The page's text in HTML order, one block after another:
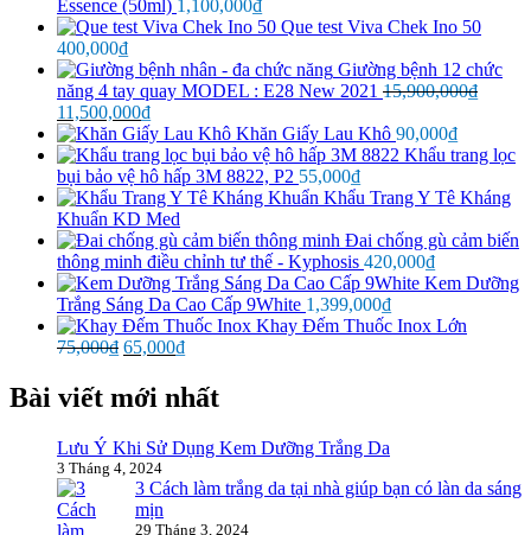
Essence (50ml) 1,100,000₫
Que test Viva Chek Ino 50
400,000₫
Giường bệnh 12 chức
năng 4 tay quay MODEL : E28 New 2021 15,900,000₫
Giá
gốc
là:
15,900,000₫.
11,500,000₫Giá
hiện
tại
là:
11,500,000₫.
Khăn Giấy Lau Khô 90,000₫
Khẩu trang lọc
bụi bảo vệ hô hấp 3M 8822, P2 55,000₫
Khẩu Trang Y Tê Kháng
Khuẩn KD Med
Đai chống gù cảm biến
thông minh điều chỉnh tư thế - Kyphosis 420,000₫
Kem Dưỡng
Trắng Sáng Da Cao Cấp 9White 1,399,000₫
Khay Đếm Thuốc Inox Lớn
75,000₫ Giá
là:
75,000₫.
65,000₫Giá
tại
là:
Bài viết mới nhất
Lưu Ý Khi Sử Dụng Kem Dưỡng Trắng Da
3 Tháng 4, 2024
3 Cách làm trắng da tại nhà giúp bạn có làn da sáng
mịn
29 Tháng 3, 2024